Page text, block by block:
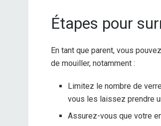
Étapes pour
En tant que parent, vous
de mouiller, notamment :
Limitez le nombre de
vous les laissez prendre
Assurez-vous que votre